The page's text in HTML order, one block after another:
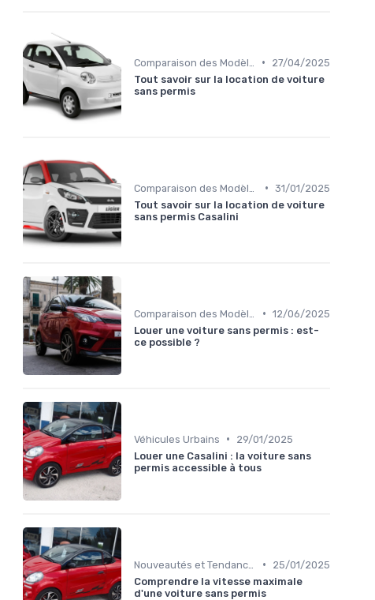
•
27/04/2025
Tout savoir sur la location de voiture
sans permis
• 31/01/2025
Tout savoir sur la location de voiture
sans permis Casalini
• 12/06/2025
Louer une voiture sans permis : est-
ce possible ?
Véhicules Urbains •
29/01/2025
Louer une Casalini : la voiture sans
permis accessible à tous
•
25/01/2025
Comprendre la vitesse maximale
d'une voiture sans permis